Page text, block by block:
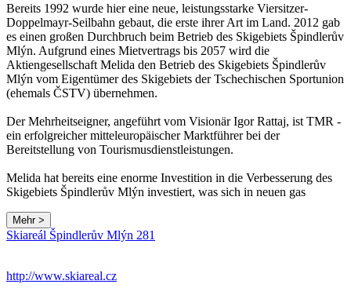
Bereits 1992 wurde hier eine neue, leistungsstarke Viersitzer-
Doppelmayr-Seilbahn gebaut, die erste ihrer Art im Land. 2012 gab
es einen großen Durchbruch beim Betrieb des Skigebiets Špindlerův
Mlýn. Aufgrund eines Mietvertrags bis 2057 wird die
Aktiengesellschaft Melida den Betrieb des Skigebiets Špindlerův
Mlýn vom Eigentümer des Skigebiets der Tschechischen Sportunion
(ehemals ČSTV) übernehmen.
Der Mehrheitseigner, angeführt vom Visionär Igor Rattaj, ist TMR -
ein erfolgreicher mitteleuropäischer Marktführer bei der
Bereitstellung von Tourismusdienstleistungen.
Melida hat bereits eine enorme Investition in die Verbesserung des
Skigebiets Špindlerův Mlýn investiert, was sich in neuen gas
Mehr >
−
Skiareál Špindlerův Mlýn 281
http://www.skiareal.cz